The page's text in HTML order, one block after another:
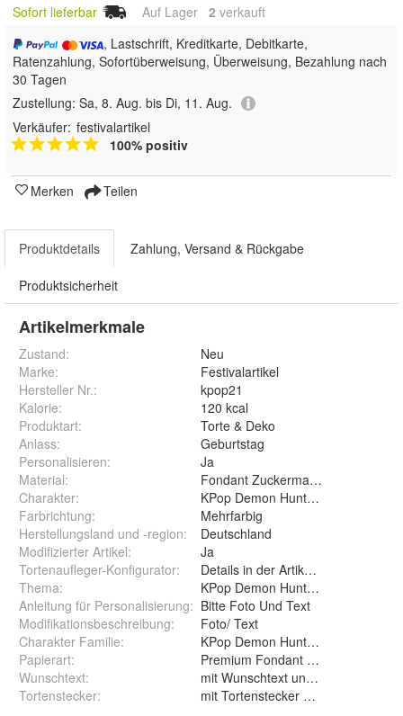
Sofort lieferbar Auf Lager 2 verkauft
, Lastschrift, Kreditkarte, Debitkarte,
Ratenzahlung, Sofortüberweisung, Überweisung, Bezahlung nach
30 Tagen
Zustellung: Sa, 8. Aug. bis Di, 11. Aug.
Verkäufer: festivalartikel
100% positiv
Merken Teilen
Produktdetails Zahlung, Versand & Rückgabe
Produktsicherheit
Artikelmerkmale
Zustand:
Neu
Marke:
Festivalartikel
Hersteller Nr.:
kpop21
Kalorie:
120 kcal
Produktart:
Torte & Deko
Anlass:
Geburtstag
Personalisieren:
Ja
Material:
Fondant Zuckermasse Oblate
Charakter:
KPop Demon Hunters Saja Boys
Farbrichtung:
Mehrfarbig
Herstellungsland und -region:
Deutschland
Modifizierter Artikel:
Ja
Tortenaufleger-Konfigurator:
Details in der Artikelbeschreibung
Thema:
KPop Demon Hunters,Saja
Anleitung für Personalisierung: Bitte Foto Und Text
Modifikationsbeschreibung:
Foto/ Text
Charakter Familie:
KPop Demon Hunters+Saja
Papierart:
Wunschtext:
mit Wunschtext und ohne
Tortenstecker: